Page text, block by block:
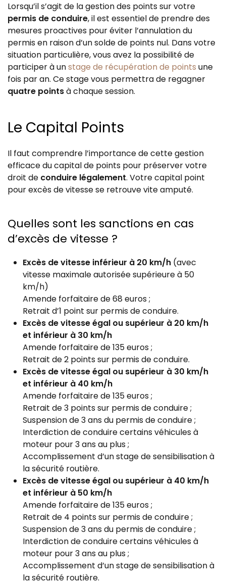
Lorsqu’il s’agit de la gestion des points sur votre
permis de conduire, il est essentiel de prendre des
mesures proactives pour éviter l’annulation du
permis en raison d’un solde de points nul. Dans votre
situation particulière, vous avez la possibilité de
participer à unstage de récupération de points une
fois par an. Ce stage vous permettra de regagner
quatre pointsà chaque session.
Le Capital Points
Il faut comprendre l’importance de cette gestion
efficace du capital de points pour préserver votre
droit de conduire légalement. Votre capital point
pour excès de vitesse se retrouve vite amputé.
Quelles sont les sanctions en cas
d’excès de vitesse ?
Excès de vitesse inférieur à 20 km/h (avec
vitesse maximale autorisée supérieure à 50
km/h)
Amende forfaitaire de 68 euros ;
Retrait d’1 point sur permis de conduire.
Excès de vitesse égal ou supérieur à 20 km/h
et inférieur à 30 km/h
Amende forfaitaire de 135 euros ;
Retrait de 2 points sur permis de conduire.
Excès de vitesse égal ou supérieur à 30 km/h
et inférieur à 40 km/h
Amende forfaitaire de 135 euros ;
Retrait de 3 points sur permis de conduire ;
Suspension de 3 ans du permis de conduire ;
Interdiction de conduire certains véhicules à
moteur pour 3 ans au plus ;
Accomplissement d’un stage de sensibilisation à
la sécurité routière.
Excès de vitesse égal ou supérieur à 40 km/h
et inférieur à 50 km/h
Amende forfaitaire de 135 euros ;
Retrait de 4 points sur permis de conduire ;
Suspension de 3 ans du permis de conduire ;
Interdiction de conduire certains véhicules à
moteur pour 3 ans au plus ;
Accomplissement d’un stage de sensibilisation à
la sécurité routière.